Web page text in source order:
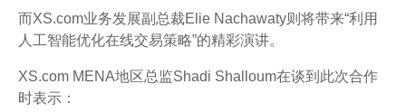
而XS.com业务发展副总裁Elie Nachawaty则将带来“利用
人工智能优化在线交易策略”的精彩演讲。
XS.com MENA地区总监Shadi Shalloum在谈到此次合作
时表示：